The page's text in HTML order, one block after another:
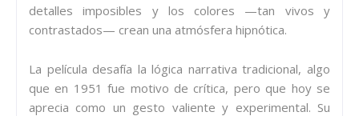
detalles imposibles y los colores —tan vivos y
contrastados— crean una atmósfera hipnótica.
La película desafía la lógica narrativa tradicional, algo
que en 1951 fue motivo de crítica, pero que hoy se
aprecia como un gesto valiente y experimental. Su